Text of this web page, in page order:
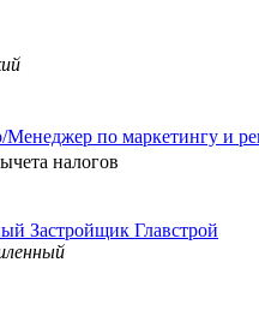
Менеджер по маркетингу и
налогов
Застройщик Главстрой